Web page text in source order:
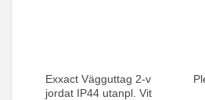
Exxact Vägguttag 2-v
jordat IP44 utanpl. Vit